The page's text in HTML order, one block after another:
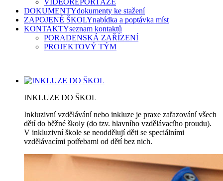
VIDEOREPORTÁŽE
DOKUMENTYdokumenty ke stažení
ZAPOJENÉ ŠKOLYnabídka a poptávka míst
KONTAKTYseznam kontaktů
PORADENSKÁ ZAŘÍZENÍ
PROJEKTOVÝ TÝM
INKLUZE DO ŠKOL
Inkluzivní vzdělávání nebo inkluze je praxe zařazování všech
dětí do běžné školy (do tzv. hlavního vzdělávacího proudu).
V inkluzivní škole se neoddělují děti se speciálními
vzdělávacími potřebami od dětí bez nich.